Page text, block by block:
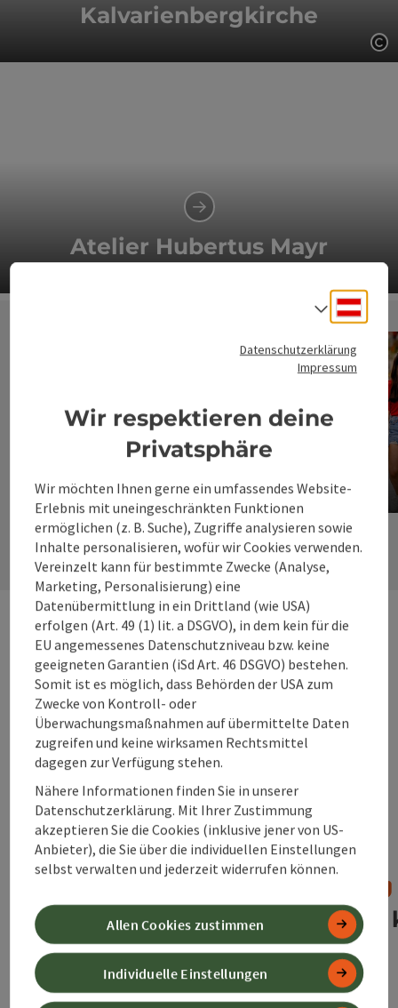
Kalvarienbergkirche
Atelier Hubertus Mayr
Sporteinrichtungen
Daten & Fakten
2.359 Einwohner
Datenschutzerklärung
Impressum
Wir respektieren deine
Privatsphäre
Wir möchten Ihnen gerne ein umfassendes Website-
Erlebnis mit uneingeschränkten Funktionen
ermöglichen (z. B. Suche), Zugriffe analysieren sowie
Inhalte personalisieren, wofür wir Cookies verwenden.
Vereinzelt kann für bestimmte Zwecke (Analyse,
Marketing, Personalisierung) eine
Datenübermittlung in ein Drittland (wie USA)
erfolgen (Art. 49 (1) lit. a DSGVO), in dem kein für die
EU angemessenes Datenschutzniveau bzw. keine
geeigneten Garantien (iSd Art. 46 DSGVO) bestehen.
Somit ist es möglich, dass Behörden der USA zum
Zwecke von Kontroll- oder
Überwachungsmaßnahmen auf übermittelte Daten
zugreifen und keine wirksamen Rechtsmittel
dagegen zur Verfügung stehen.
Nähere Informationen finden Sie in unserer
Datenschutzerklärung. Mit Ihrer Zustimmung
akzeptieren Sie die Cookies (inklusive jener von US-
Anbieter), die Sie über die individuellen Einstellungen
selbst verwalten und jederzeit widerrufen können.
Individuelle Einstellungen
Allen Cookies zustimmen